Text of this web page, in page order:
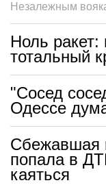
Незалежным
Ноль
тотальный
"Сосед
Одессе
попала в
каяться